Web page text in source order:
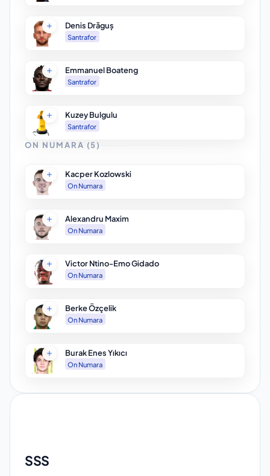
Denis Drăguș
Santrafor
Emmanuel Boateng
Santrafor
Kuzey Bulgulu
Santrafor
ON NUMARA (5)
Kacper Kozlowski
On Numara
Alexandru Maxim
On Numara
Victor Ntino-Emo Gidado
On Numara
Berke Özçelik
On Numara
Burak Enes Yıkıcı
On Numara
SSS